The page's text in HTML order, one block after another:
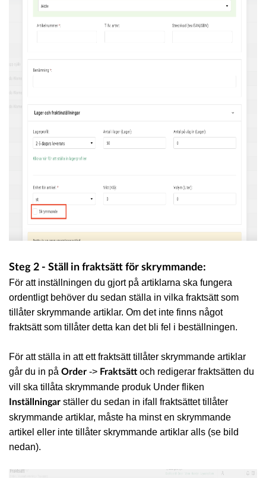
Steg 2 - Ställ in fraktsätt för skrymmande:
För att inställningen du gjort på artiklarna ska fungera
ordentligt behöver du sedan ställa in vilka fraktsätt som
tillåter skrymmande artiklar. Om det inte finns något
fraktsätt som tillåter detta kan det bli fel i beställningen.
För att ställa in att ett fraktsätt tillåter skrymmande artiklar
går du in på Order -> Fraktsätt och redigerar fraktsätten du
vill ska tillåta skrymmande produk Under fliken
Inställningar ställer du sedan in ifall fraktsättet tillåter
skrymmande artiklar, måste ha minst en skrymmande
artikel eller inte tillåter skrymmande artiklar alls (se bild
nedan).